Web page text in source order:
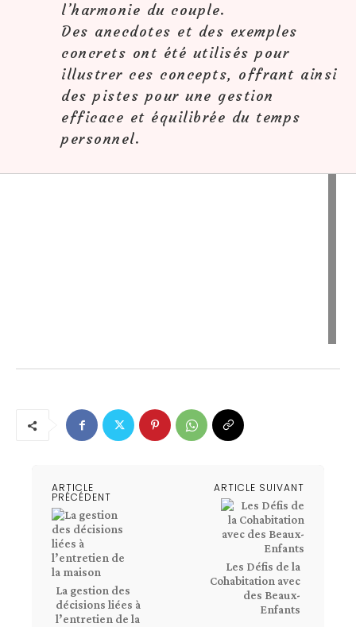
l’harmonie du couple.
Des anecdotes et des exemples
concrets ont été utilisés pour
illustrer ces concepts, offrant ainsi
des pistes pour une gestion
efficace et équilibrée du temps
personnel.
ARTICLE
PRÉCÉDENT
La gestion des
décisions liées à
l’entretien de la
ARTICLE SUIVANT
Les Défis de la
Cohabitation avec
des Beaux-
Enfants